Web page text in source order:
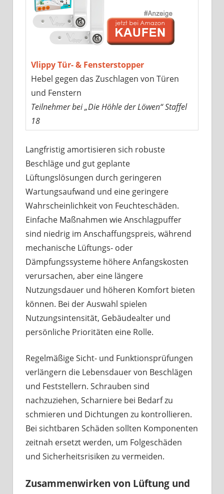
Vlippy Tür- & Fensterstopper
Hebel gegen das Zuschlagen von Türen
und Fenstern
Teilnehmer bei „Die Höhle der Löwen“ Staffel
18
Langfristig amortisieren sich robuste
Beschläge und gut geplante
Lüftungslösungen durch geringeren
Wartungsaufwand und eine geringere
Wahrscheinlichkeit von Feuchteschäden.
Einfache Maßnahmen wie Anschlagpuffer
sind niedrig im Anschaffungspreis, während
mechanische Lüftungs- oder
Dämpfungssysteme höhere Anfangskosten
verursachen, aber eine längere
Nutzungsdauer und höheren Komfort bieten
können. Bei der Auswahl spielen
Nutzungsintensität, Gebäudealter und
persönliche Prioritäten eine Rolle.
Regelmäßige Sicht- und Funktionsprüfungen
verlängern die Lebensdauer von Beschlägen
und Feststellern. Schrauben sind
nachzuziehen, Scharniere bei Bedarf zu
schmieren und Dichtungen zu kontrollieren.
Bei sichtbaren Schäden sollten Komponenten
zeitnah ersetzt werden, um Folgeschäden
und Sicherheitsrisiken zu vermeiden.
Zusammenwirken von Lüftung und